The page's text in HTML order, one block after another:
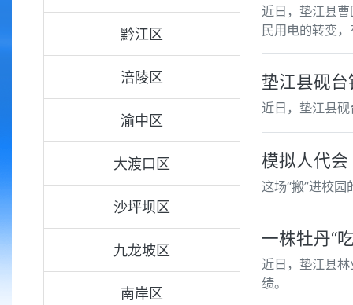
黔江区
涪陵区
渝中区
大渡口区
沙坪坝区
九龙坡区
南岸区
近日，垫江县
民用电的转变
垫江县砚
近日，垫江县
模拟人代
这场“搬”进校
一株牡丹“
近日，垫江县
绩。